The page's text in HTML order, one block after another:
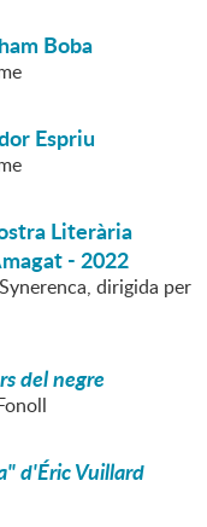
Boba
Espriu
Literària
- 2022
dirigida per
del negre
d'Éric Vuillard